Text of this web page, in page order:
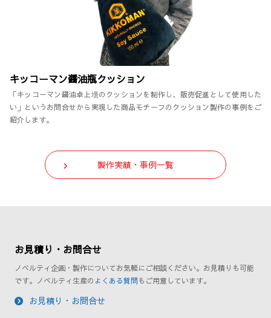
キッコーマン醤油瓶クッション
「キッコーマン醤油卓上壜のクッションを制作し、販売促進として使用した
い」というお問合せから実現した商品モチーフのクッション製作の事例をご
紹介します。
製作実績・事例一覧
お見積り・お問合せ
ノベルティ企画・製作についてお気軽にご相談ください。お見積りも可能
です。ノベルティ生産の よくある質問もご用意しています。
お見積り・お問合せ